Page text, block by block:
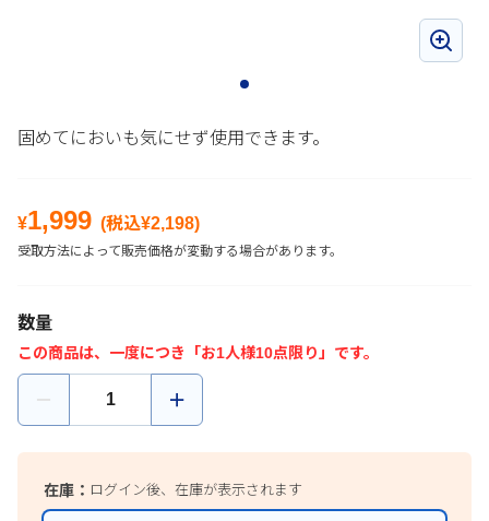
固めてにおいも気にせず使用できます。
¥1,999 (税込¥2,198)
受取方法によって販売価格が変動する場合があります。
数量
この商品は、一度につき「お1人様10点限り」です。
在庫： ログイン後、在庫が表示されます